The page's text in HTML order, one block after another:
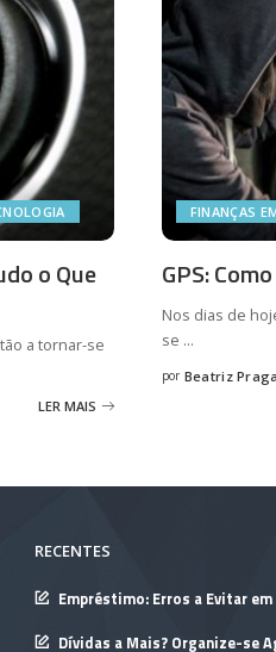
o Que
a tornar-se
LER MAIS
FINANÇAS
GPS:
Nos dias de
se ...
Posted
por Beatriz
RECENTES
Empréstimo: Erros a Evitar em
Dívidas a Mais? Organize-se